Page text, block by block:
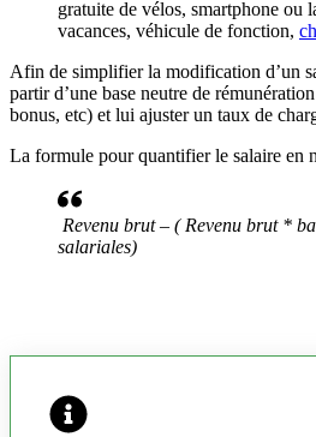
gratuite de vélos, smartphone ou
vacances, véhicule de fonction,
Afin de simplifier la modification d’un
partir d’une base neutre de
bonus, etc) et lui ajuster un taux de
La formule pour quantifier le salaire en
Revenu brut – ( Revenu brut *
salariales)